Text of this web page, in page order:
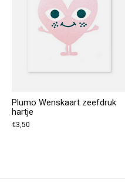
Plumo Wenskaart zeefdruk
hartje
€3,50